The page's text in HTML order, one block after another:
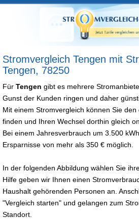
Stromvergleich Tengen mit
Tengen, 78250
Für Tengen gibt es mehrere
Gunst der Kunden ringen und daher
Mit einem Stromvergleich können Sie
finden und Ihren Wechsel dorthin gleich
Bei einem Jahresverbrauch um 3.500
Ersparnisse von mehr als 350 € möglich.
In der folgenden Abbildung wählen Sie
Hilfe geben wir Ihnen einen
Haushalt gehörenden Personen an.
"Vergleich starten" und gelangen zum
Standort.